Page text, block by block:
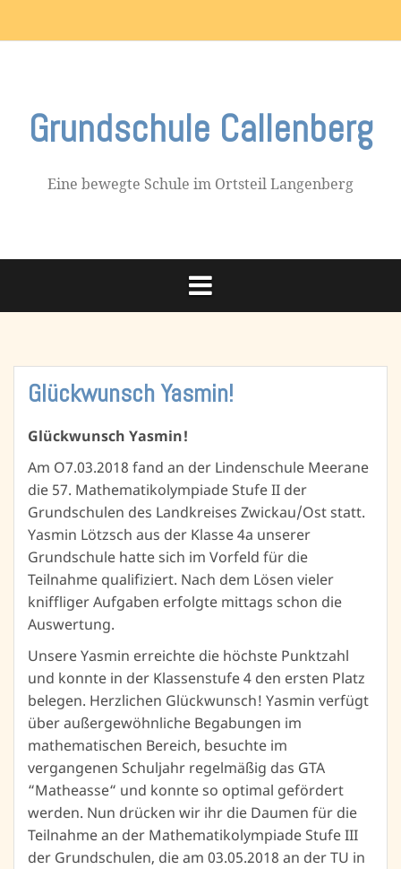
Grundschule Callenberg
Eine bewegte Schule im Ortsteil Langenberg
Glückwunsch Yasmin!
Glückwunsch Yasmin!
Am O7.03.2018 fand an der Lindenschule Meerane
die 57. Mathematikolympiade Stufe II der
Grundschulen des Landkreises Zwickau/Ost statt.
Yasmin Lötzsch aus der Klasse 4a unserer
Grundschule hatte sich im Vorfeld für die
Teilnahme qualifiziert. Nach dem Lösen vieler
kniffliger Aufgaben erfolgte mittags schon die
Auswertung.
Unsere Yasmin erreichte die höchste Punktzahl
und konnte in der Klassenstufe 4 den ersten Platz
belegen. Herzlichen Glückwunsch! Yasmin verfügt
über außergewöhnliche Begabungen im
mathematischen Bereich, besuchte im
vergangenen Schuljahr regelmäßig das GTA
“Matheasse“ und konnte so optimal gefördert
werden. Nun drücken wir ihr die Daumen für die
Teilnahme an der Mathematikolympiade Stufe III
der Grundschulen, die am 03.05.2018 an der TU in